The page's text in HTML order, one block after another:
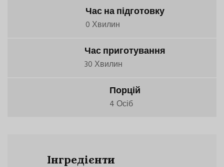
Час на підготовку
0 Хвилин
Час приготування
30 Хвилин
Порцій
4 Осіб
Інгредієнти